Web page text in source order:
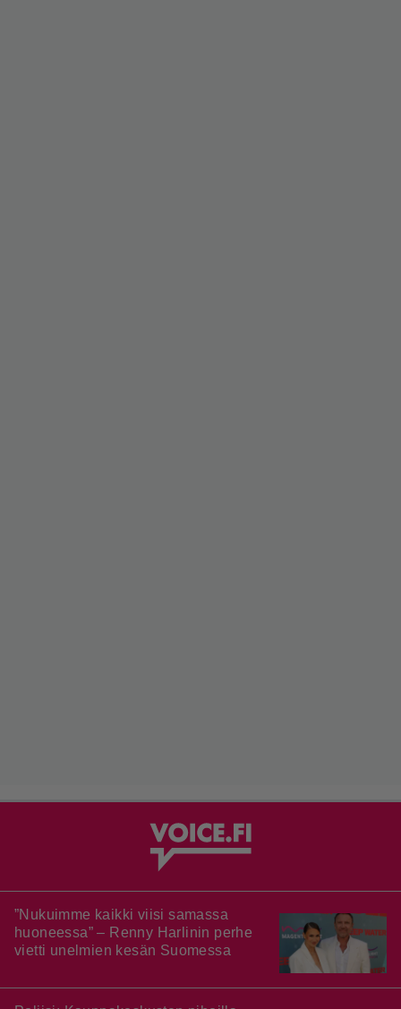
”Nukuimme kaikki viisi samassa
huoneessa” – Renny Harlinin perhe
vietti unelmien kesän Suomessa